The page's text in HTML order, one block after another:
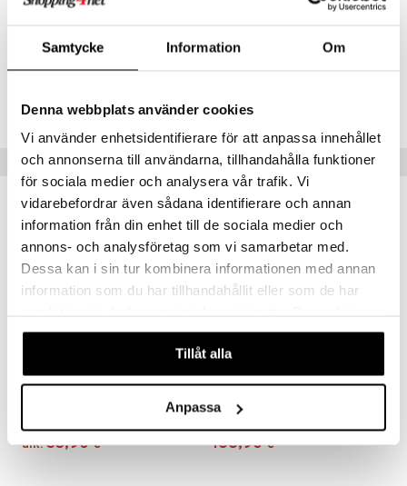
Samtycke Information Om
Denna webbplats använder cookies
Vi använder enhetsidentifierare för att anpassa innehållet
och annonserna till användarna, tillhandahålla funktioner
för sociala medier och analysera vår trafik. Vi
vidarebefordrar även sådana identifierare och annan
information från din enhet till de sociala medier och
annons- och analysföretag som vi samarbetar med.
Dessa kan i sin tur kombinera informationen med annan
information som du har tillhandahållit eller som de har
våra cookies vid fortsatt användande av vår webbplats.
Tillåt alla
Anpassa
Muut: 3 mm tri-ply rakenne (0,5 mm SS304, 2 mm alumiinia ja 0,5 mm
IUE42-28-XX
Suositut tuotteet
Saatavana useana vaihtoehtona
alk.33,90 €
DEMEYERE
168,90 €